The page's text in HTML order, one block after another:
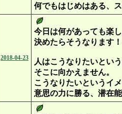
何でもはじめはある、
2018-04-23
今日は何があっても楽
決めたらそうなります
人はこうなりたいとい
そこに向かえません。
こうなりたいというイ
意思の力に勝る、潜在